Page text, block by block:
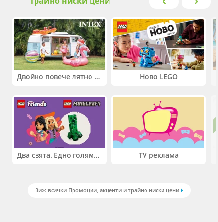
Двойно повече лятно забавление! Купи 2 продукта INTEX и вземи -33%
Два свята. Едно голямо приключение. Купи 2 продукта LEGO® Friends и/или LEGO® Minecraft и вземи -27%
Ново LEGO
TV реклама
Виж всички Промоции, акценти и трайно ниски цени